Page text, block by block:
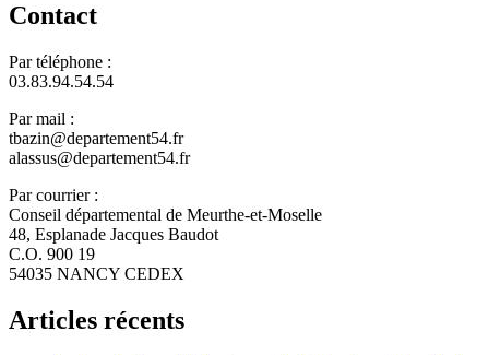
Contact
Par téléphone :
03.83.94.54.54
Par mail :
tbazin@departement54.fr
alassus@departement54.fr
Par courrier :
Conseil départemental de Meurthe-et-Moselle
48, Esplanade Jacques Baudot
C.O. 900 19
54035 NANCY CEDEX
Articles récents